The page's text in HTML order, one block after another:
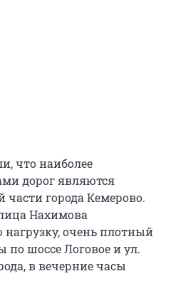
что наиболее
дорог являются
города Кемерово.
Нахимова
очень плотный
по шоссе Логовое и ул.
в вечерние часы